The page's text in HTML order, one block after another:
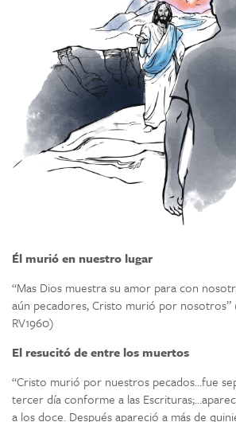
Él murió en nuestro lugar
“Mas Dios muestra su amor para con
aún pecadores, Cristo murió por nosotros”
RV1960)
El resucitó de entre los muertos
“Cristo murió por nuestros pecados...fue
tercer día conforme a las
a los doce. Después apareció a más de